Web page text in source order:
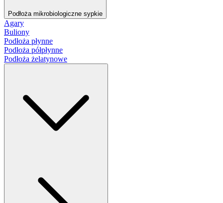
Podłoża mikrobiologiczne sypkie
Agary
Buliony
Podłoża płynne
Podłoża półpłynne
Podłoża żelatynowe